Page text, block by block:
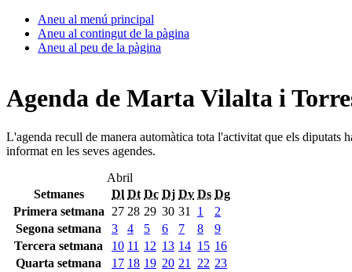
Aneu al menú principal
Aneu al contingut de la pàgina
Aneu al peu de la pàgina
Agenda de Marta Vilalta i
L'agenda recull de manera automàtica tota l'activitat que els diputats
informat en les seves agendes.
Abril
Setmanes
Dl Dt Dc Dj Dv Ds Dg
Primera setmana
27 28 29 30 31 1
2
Segona setmana
3 4 5 6 7 8
9
Tercera setmana
10 11 12 13 14 15 16
Quarta setmana
17 18 19 20 21 22 23